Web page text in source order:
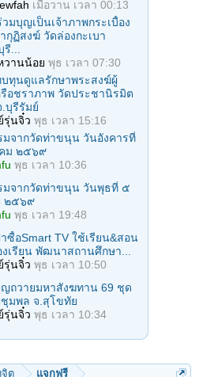
เมื่อวาน เวลา 00:13
มบุญเป็นเจ้าภาพกระเบื้อง
กุฏิสงฆ์ วัดล่องกะเบา
...
วานน้อย พุธ เวลา 07:30
ทุนดูแลรักษาพระสงฆ์ผู้
อชราภาพ วัดประชานิรมิต
.บุรีรัมย์
รุ่นจิ๋ว พุธ เวลา 15:16
มจากวัดท่าขนุน วันอังคารที่
ม ๒๕๖๙
พุธ เวลา 10:36
มจากวัดท่าขนุน วันพุธที่ ๕
๒๕๖๙
พุธ เวลา 19:48
ซื้อSmart TV ใช้เรียน&สอน
เรียน พัฒนาสถานศึกษา...
รุ่นจิ๋ว พุธ เวลา 10:50
ถวายมหาสังฆทาน 69 ชุด
มพล จ.สุโขทัย
รุ่นจิ๋ว พุธ เวลา 10:34
จิต แจกฟรี